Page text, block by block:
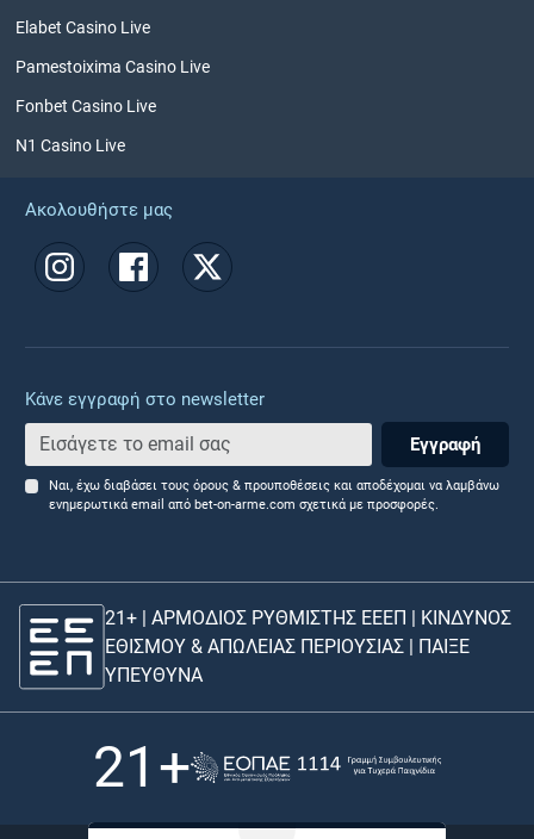
Elabet Casino Live
Pamestoixima Casino Live
Fonbet Casino Live
N1 Casino Live
Ακολουθήστε μας
Κάνε εγγραφή στο newsletter
Εγγραφή
Ναι, έχω διαβάσει τους όρους & προυποθέσεις και αποδέχομαι να λαμβάνω
ενημερωτικά email από bet-on-arme.com σχετικά με προσφορές.
21+ | ΑΡΜΟΔΙΟΣ ΡΥΘΜΙΣΤΗΣ ΕΕΕΠ | ΚΙΝΔΥΝΟΣ
ΕΘΙΣΜΟΥ & ΑΠΩΛΕΙΑΣ ΠΕΡΙΟΥΣΙΑΣ | ΠΑΙΞΕ
ΥΠΕΥΘΥΝΑ
21+